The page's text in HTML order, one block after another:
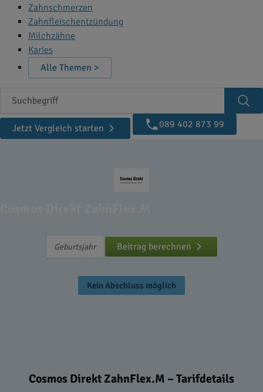
Zahnschmerzen
Zahnfleischentzündung
Milchzähne
Karies
Alle Themen >
Suchbegriff
Jetzt Vergleich starten
089 402 873 99
Beitrag berechnen
Kein Abschluss möglich
Cosmos Direkt ZahnFlex.M – Tarifdetails